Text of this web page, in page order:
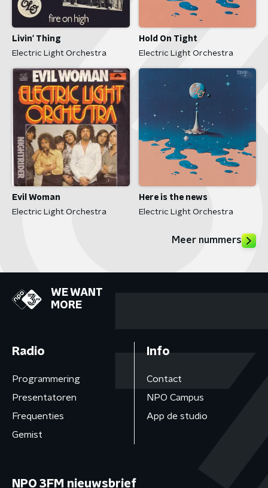
Livin' Thing
Electric Light Orchestra
Hold On Tight
Electric Light Orchestra
Evil Woman
Electric Light Orchestra
Here is the news
Electric Light Orchestra
Meer nummers
WE WANT
MORE
Radio
Programmering
Presentatoren
Frequenties
Gemist
Info
Contact
NPO Campus
App de studio
NPO 3FM nieuwsbrief